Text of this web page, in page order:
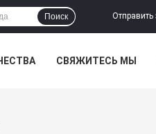
Отправить
Поиск
СВЯЖИТЕСЬ МЫ